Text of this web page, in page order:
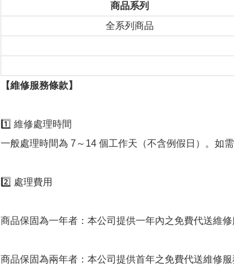
商品系列
全系列商品
【維修服務條款】
1️⃣ 維修處理時間
一般處理時間為 7～14 個工作天（不含例假日）。如
2️⃣ 處理費用
商品保固為一年者：本公司提供一年內之免費代送維修
商品保固為兩年者：本公司提供首年之免費代送維修